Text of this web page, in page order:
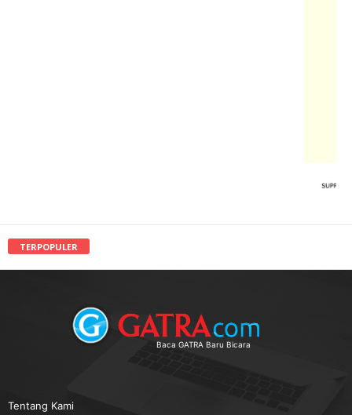
TERPOPULER
Baca GATRA Baru Bicara
Tentang Kami